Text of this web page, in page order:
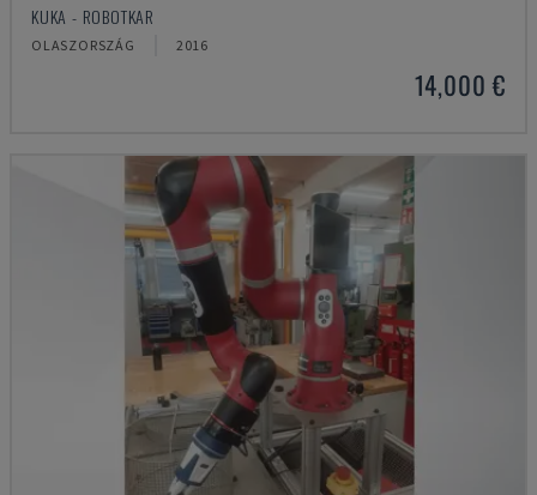
KUKA - ROBOTKAR
OLASZORSZÁG 2016
14,000 €